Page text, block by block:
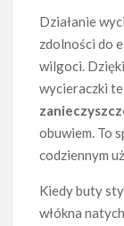
Działanie
zdolności do
wilgoci.
wycieraczki
obuwiem. To
codziennym
Kiedy buty
włókna